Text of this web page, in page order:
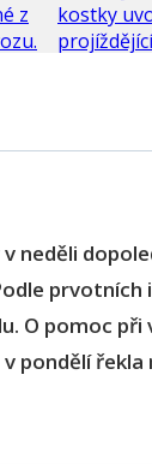
neděli
O pomoc
pondělí